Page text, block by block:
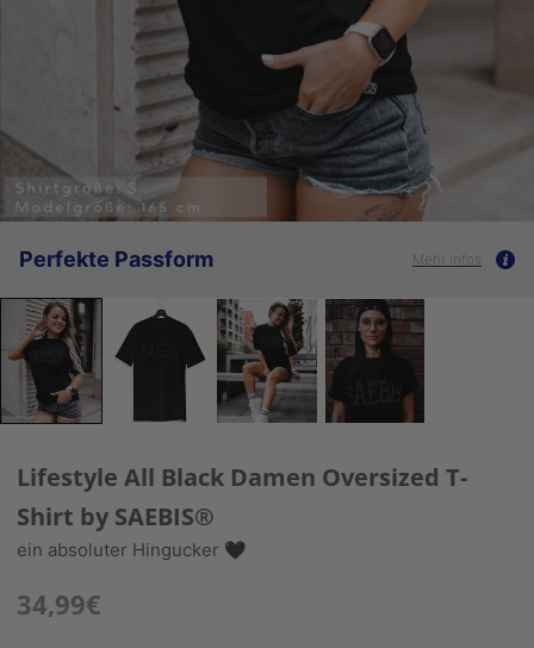
Perfekte Passform Mehr Infos
Lifestyle All Black Damen Oversized T-
Shirt by SAEBIS®
ein absoluter Hingucker 🖤
34,99€